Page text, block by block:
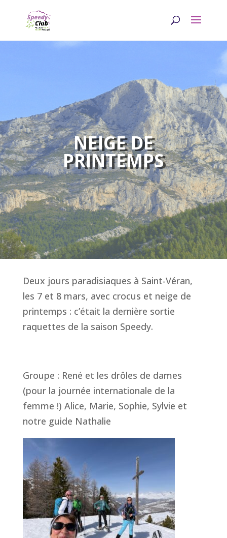
NEIGE DE
PRINTEMPS
Deux jours paradisiaques à Saint-Véran,
les 7 et 8 mars, avec crocus et neige de
printemps : c’était la dernière sortie
raquettes de la saison Speedy.
Groupe : René et les drôles de dames
(pour la journée internationale de la
femme !) Alice, Marie, Sophie, Sylvie et
notre guide Nathalie